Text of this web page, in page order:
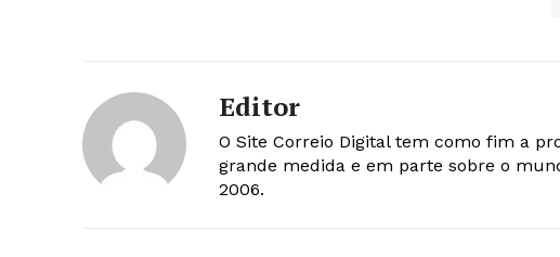
Editor
O Site Correio Digital tem como fim a
grande medida e em parte sobre o
2006.